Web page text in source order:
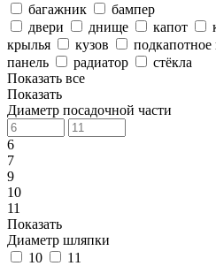
багажник
бампер
двери
днище капот
крылья
кузов подкапотное
панель
радиатор
стёкла
Показать все
Показать
Диаметр посадочной части
6
7
9
10
11
Показать
Диаметр шляпки
10
11